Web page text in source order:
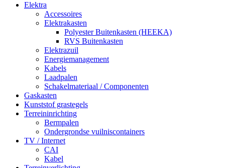
Elektra
Accessoires
Elektrakasten
Polyester Buitenkasten (HEEKA)
RVS Buitenkasten
Elektrazuil
Energiemanagement
Kabels
Laadpalen
Schakelmateriaal / Componenten
Gaskasten
Kunststof grastegels
Terreininrichting
Bermpalen
Ondergrondse vuilniscontainers
TV / Internet
CAI
Kabel